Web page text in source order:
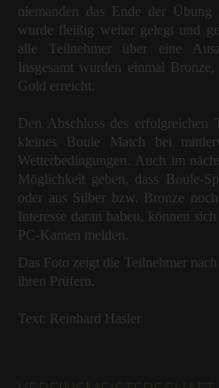
niemanden das Ende der
wurde fleißig weiter gelegt und
alle Teilnehmer über eine
Insgesamt wurden einmal
Gold erreicht.
Den Abschluss des erfolgreichen
kleines Boule Match bei
Wetterbedingungen. Auch im
Möglichkeit geben, dass Boule-
oder aus Silber bzw. Bronze
Interesse daran haben, können
PC-Kamen melden.
Das Foto zeigt die Teilnehmer
ihren Prüfern.
Text: Reinhard Hasler